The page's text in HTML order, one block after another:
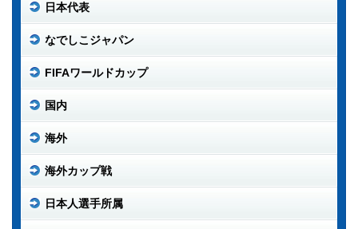
日本代表
なでしこジャパン
FIFAワールドカップ
国内
海外
海外カップ戦
日本人選手所属